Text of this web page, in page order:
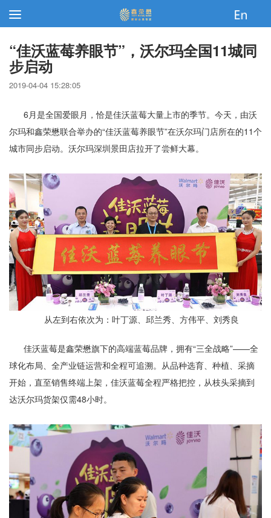
“佳沃蓝莓养眼节”，沃尔玛全国11城同
步启动
2019-04-04 15:28:05
6月是全国爱眼月，恰是佳沃蓝莓大量上市的季节。今天，由沃
尔玛和鑫荣懋联合举办的“佳沃蓝莓养眼节”在沃尔玛门店所在的11个
城市同步启动。沃尔玛深圳景田店拉开了尝鲜大幕。
从左到右依次为：叶丁源、邱兰秀、方伟平、刘秀良
佳沃蓝莓是鑫荣懋旗下的高端蓝莓品牌，拥有“三全战略”——全
球化布局、全产业链运营和全程可追溯。从品种选育、种植、采摘
开始，直至销售终端上架，佳沃蓝莓全程严格把控，从枝头采摘到
达沃尔玛货架仅需48小时。